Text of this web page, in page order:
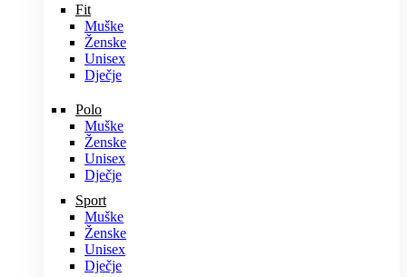
Fit
Muške
Ženske
Unisex
Dječje
Polo
Muške
Ženske
Unisex
Dječje
Sport
Muške
Ženske
Unisex
Dječje